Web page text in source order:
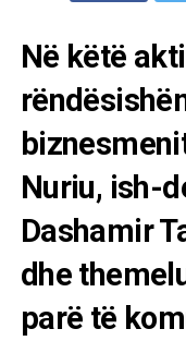
Në këtë
Nuriu, ish-
Dashamir
dhe
parë të